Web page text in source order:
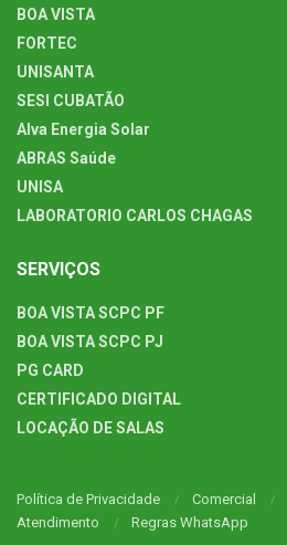
BOA VISTA
FORTEC
UNISANTA
SESI CUBATÃO
Alva Energia Solar
ABRAS Saúde
UNISA
LABORATORIO CARLOS CHAGAS
SERVIÇOS
BOA VISTA SCPC PF
BOA VISTA SCPC PJ
PG CARD
CERTIFICADO DIGITAL
LOCAÇÃO DE SALAS
Política de Privacidade Comercial
Atendimento
Regras WhatsApp